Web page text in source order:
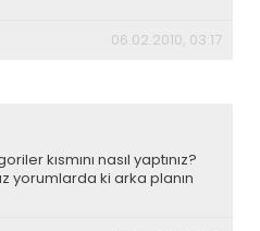
06.02.2010, 03:17
kısmını nasıl yaptınız?
yorumlarda ki arka planın